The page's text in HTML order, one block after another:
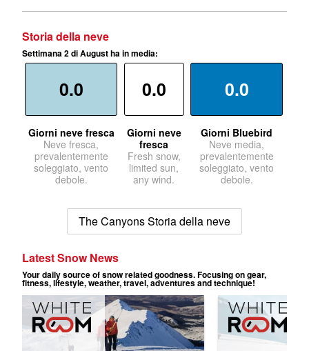
Storia della neve
Settimana 2 di August ha in media:
0.0
Giorni neve fresca
Neve fresca,
prevalentemente
soleggiato, vento
debole.
0.0
Giorni neve
fresca
Fresh snow,
limited sun,
any wind.
0.0
Giorni Bluebird
Neve media,
prevalentemente
soleggiato, vento
debole.
The Canyons Storia della neve